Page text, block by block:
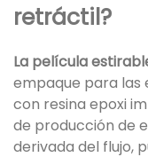
retráctil?
La película
empaque para las
con resina epoxi
de producción de
derivada del flujo,